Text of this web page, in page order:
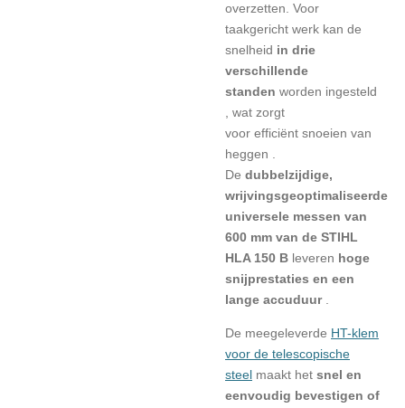
overzetten. Voor
taakgericht werk kan de
snelheid in drie
verschillende
standen worden ingesteld
, wat zorgt
voor efficiënt snoeien van
heggen .
De dubbelzijdige,
wrijvingsgeoptimaliseerde
universele messen van
600 mm van de STIHL
HLA 150 B leveren hoge
snijprestaties en een
lange accuduur
De meegeleverde HT-klem
voor de telescopische
steel maakt het snel en
eenvoudig bevestigen of